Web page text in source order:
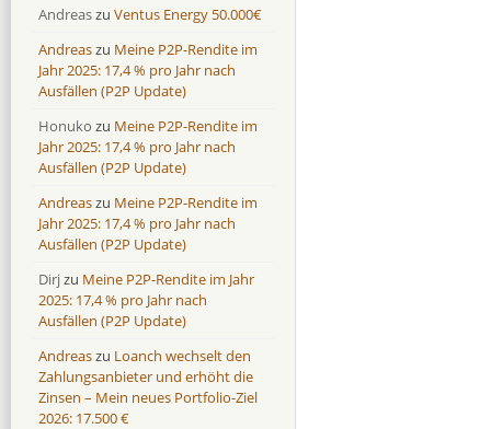
Andreaszu Ventus Energy 50.000€
Andreaszu Meine P2P-Rendite im
Jahr 2025: 17,4 % pro Jahr nach
Ausfällen (P2P Update)
Honuko zu Meine P2P-Rendite im
Jahr 2025: 17,4 % pro Jahr nach
Ausfällen (P2P Update)
Andreaszu Meine P2P-Rendite im
Jahr 2025: 17,4 % pro Jahr nach
Ausfällen (P2P Update)
Dirjzu Meine P2P-Rendite im Jahr
2025: 17,4 % pro Jahr nach
Ausfällen (P2P Update)
Andreaszu Loanch wechselt den
Zahlungsanbieter und erhöht die
Zinsen – Mein neues Portfolio-Ziel
2026: 17.500 €